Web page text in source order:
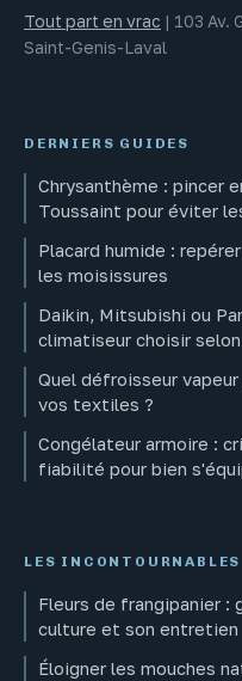
Tout part en vrac | 103 Av.
Saint-Genis-Laval
DERNIERS GUIDES
Chrysanthème : pincer
Toussaint pour éviter
Placard humide :
les moisissures
Daikin, Mitsubishi ou
climatiseur choisir
Quel défroisseur
vos textiles ?
Congélateur armoire :
fiabilité pour bien
LES INCONTOURNABLES
Fleurs de frangipanier :
culture et son entretien
Éloigner les mouches